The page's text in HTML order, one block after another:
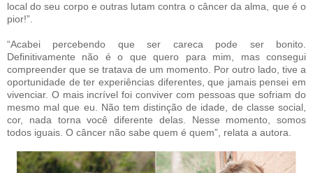
local do seu corpo e outras lutam contra o câncer da alma, que é o
pior!”.
“Acabei percebendo que ser careca pode ser bonito.
Definitivamente não é o que quero para mim, mas consegui
compreender que se tratava de um momento. Por outro lado, tive a
oportunidade de ter experiências diferentes, que jamais pensei em
vivenciar. O mais incrível foi conviver com pessoas que sofriam do
mesmo mal que eu. Não tem distinção de idade, de classe social,
cor, nada torna você diferente delas. Nesse momento, somos
todos iguais. O câncer não sabe quem é quem”, relata a autora.